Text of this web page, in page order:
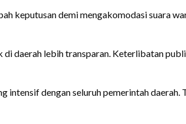
keputusan demi mengakomodasi suara
daerah lebih transparan. Keterlibatan
dengan seluruh pemerintah